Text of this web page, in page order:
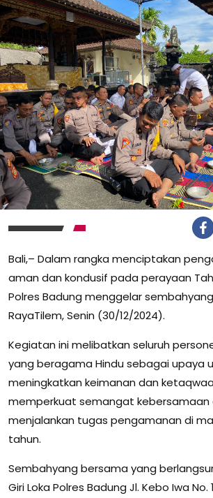
Bali,– Dalam rangka menciptakan
aman dan kondusif pada perayaan
Polres Badung menggelar
RayaTilem, Senin (30/12/2024).
Kegiatan ini melibatkan seluruh
yang beragama Hindu sebagai upaya
meningkatkan keimanan dan
memperkuat semangat kebersamaan
menjalankan tugas pengamanan di
tahun.
Sembahyang bersama yang
Giri Loka Polres Badung Jl. Kebo Iwa No.